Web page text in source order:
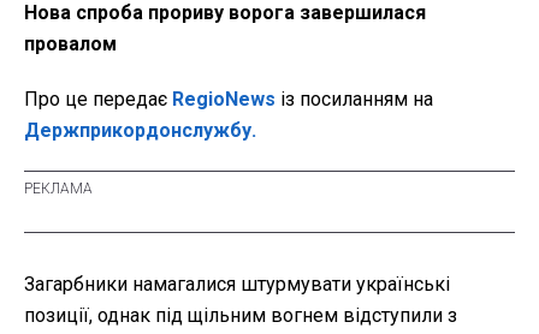
Нова спроба прориву ворога завершилася
провалом
Про це передає RegioNews із посиланням на
Держприкордонслужбу.
Загарбники намагалися штурмувати українські
позиції, однак під щільним вогнем відступили з